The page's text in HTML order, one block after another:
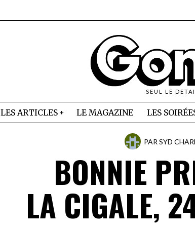
SEUL LE
LES ARTICLES LE MAGAZINE LES
PAR SYD
BONNIE
LA CIGALE,